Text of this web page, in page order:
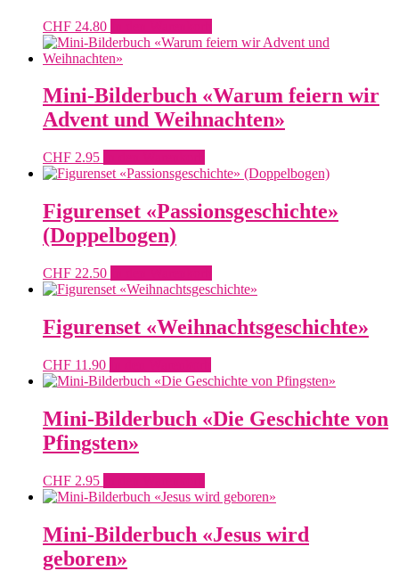
CHF 24.80
Mini-Bilderbuch «Warum feiern wir
Advent und Weihnachten»
CHF 2.95
Figurenset «Passionsgeschichte»
(Doppelbogen)
CHF 22.50
Figurenset «Weihnachtsgeschichte»
CHF 11.90
Mini-Bilderbuch «Die Geschichte von
Pfingsten»
CHF 2.95
Mini-Bilderbuch «Jesus wird
geboren»